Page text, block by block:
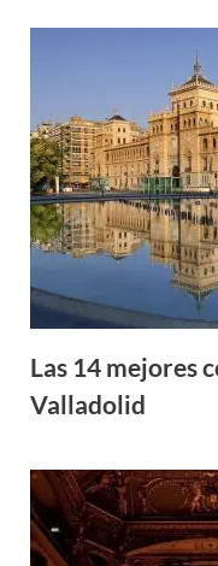
Las 14 mejores
Valladolid